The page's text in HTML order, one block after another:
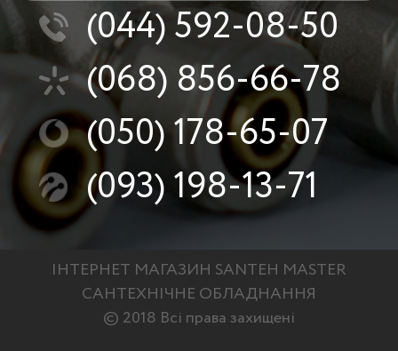
(044)592-08-50
(068) 856-66-78
(050)178-65-07
(093)198-13-71
ІНТЕРНЕТ МАГАЗИН SANTEH MASTER
САНТЕХНІЧНЕ ОБЛАДНАННЯ
© 2018 Всі права захищені